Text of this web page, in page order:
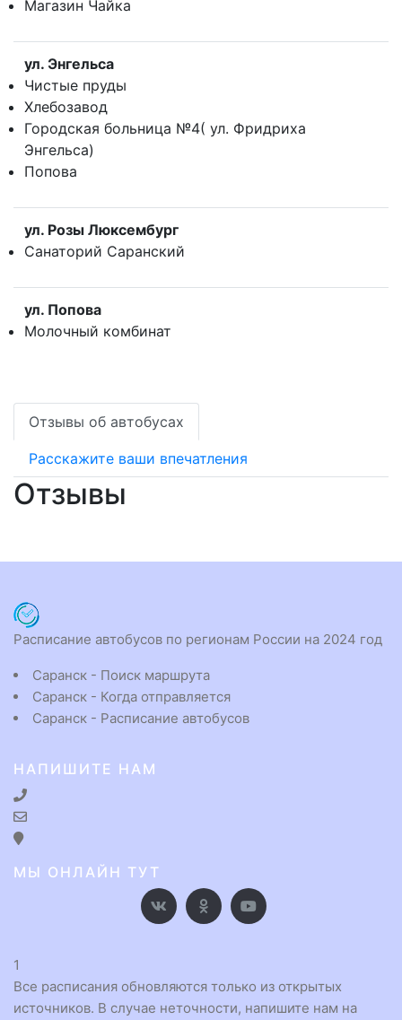
Магазин Чайка
ул. Энгельса
Чистые пруды
Хлебозавод
Городская больница №4( ул. Фридриха
Энгельса)
Попова
ул. Розы Люксембург
Санаторий Саранский
ул. Попова
Молочный комбинат
Отзывы об автобусах
Расскажите ваши впечатления
Отзывы
Расписание автобусов по регионам России на 2024 год
Саранск - Поиск маршрута
Саранск - Когда отправляется
Саранск - Расписание автобусов
НАПИШИТЕ НАМ
МЫ ОНЛАЙН ТУТ
1
Все расписания обновляются только из открытых
источников. В случае неточности, напишите нам на